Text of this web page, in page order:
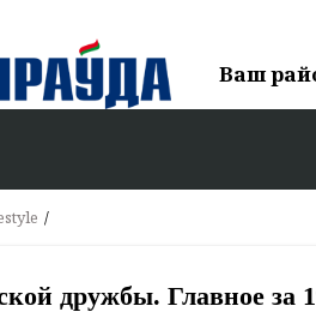
Ваш
В
дружбы. Главное за